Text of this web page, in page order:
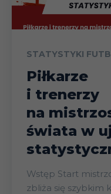
STATYSTYKI
Piłkarze
i trenerzy
na
świata w
Wstęp Start mistrzostw świata
zbliża się szybkim